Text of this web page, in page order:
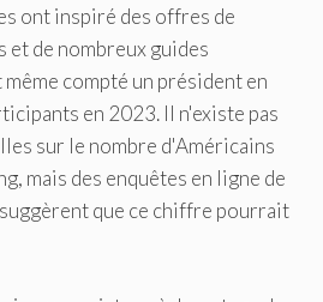
ont inspiré des offres de
et de nombreux guides
compté un président en
en 2023. Il n'existe pas
sur le nombre d'Américains
mais des enquêtes en ligne de
que ce chiffre pourrait